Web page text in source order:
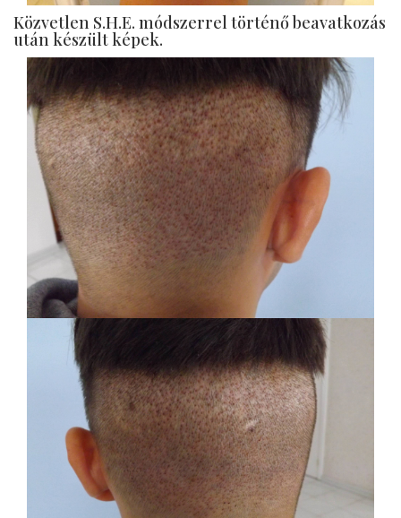
Közvetlen S.H.E. módszerrel történő beavatkozás
után készült képek.